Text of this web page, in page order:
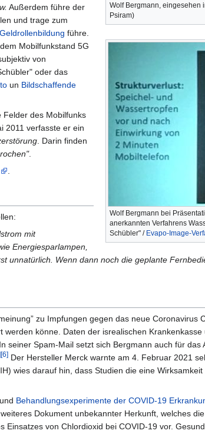
Wolf Bergmann, eingesehen
Psiram)
Wolf Bergmann bei
anerkannten Verfahrens
Schübler" / Evapo-Image-
Außerdem führe der
und trage zum
Geldrollenbildung führe.
Mobilfunkstand 5G
von
oder das
un Bildschaffende
Felder des Mobilfunks
2011 verfasste er ein
. Darin finden
.
.
mit
Energiesparlampen,
unnatürlich. Wenn dann noch die geplante
zu Impfungen gegen das neue Coronavirus
könne. Daten der isrealischen
Spam-Mail setzt sich Bergmann auch für das
[6] Der Hersteller Merck warnte am 4. Februar 2021
wies darauf hin, dass Studien die eine
Behandlungsexperimente der COVID-19
Dokument unbekannter Herkunft, welches
Einsatzes von Chlordioxid bei COVID-19 vor.